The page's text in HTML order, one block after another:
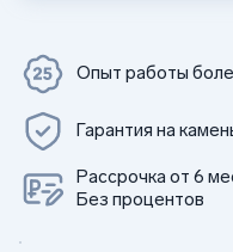
Опыт работы
Гарантия на
Рассрочка от 6
Без процентов